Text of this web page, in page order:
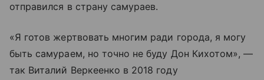
отправился в страну самураев.
«Я готов жертвовать многим ради города, я могу
быть самураем, но точно не буду Дон Кихотом», —
так Виталий Веркеенко в 2018 году